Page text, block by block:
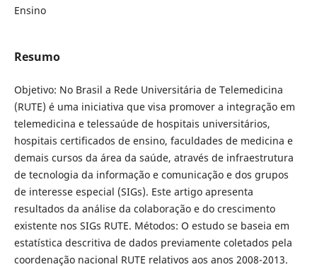
Ensino
Resumo
Objetivo: No Brasil a Rede Universitária de Telemedicina
(RUTE) é uma iniciativa que visa promover a integração em
telemedicina e telessaúde de hospitais universitários,
hospitais certificados de ensino, faculdades de medicina e
demais cursos da área da saúde, através de infraestrutura
de tecnologia da informação e comunicação e dos grupos
de interesse especial (SIGs). Este artigo apresenta
resultados da análise da colaboração e do crescimento
existente nos SIGs RUTE. Métodos: O estudo se baseia em
estatística descritiva de dados previamente coletados pela
coordenação nacional RUTE relativos aos anos 2008-2013.